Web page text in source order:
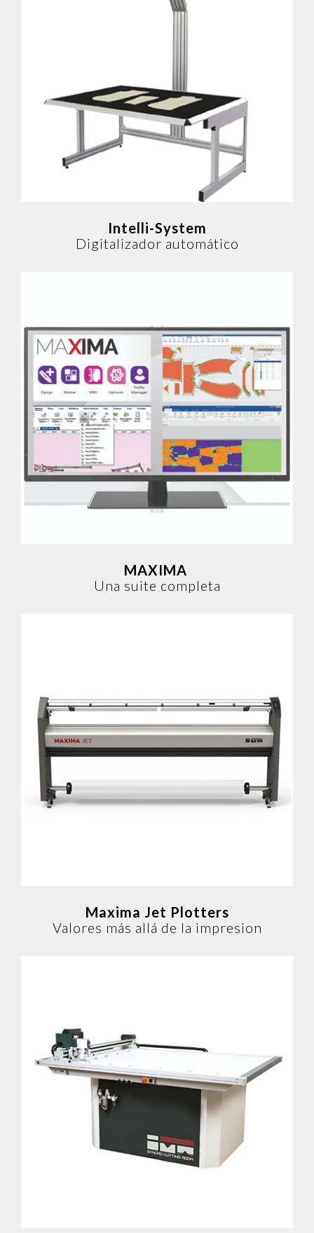
Intelli-System
Digitalizador automático
MAXIMA
Una suite completa
MAXIMA
Una suite completa
Maxima Jet Plotters
Valores más allá de la impresion
Maxima Jet Plotters
Valores más allá de la impresion
Maxima SP
Siempre confiable y versátil